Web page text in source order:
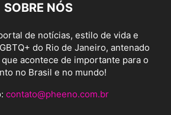
SOBRE NÓS
de notícias, estilo de vida e
do Rio de Janeiro, antenado
acontece de importante para o
no Brasil e no mundo!
contato@pheeno.com.br